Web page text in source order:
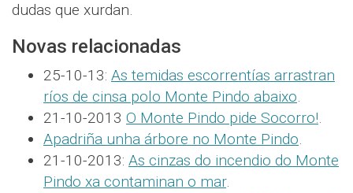
dudas que xurdan.
Novas relacionadas
25-10-13: As temidas escorrentías arrastran
ríos de cinsa polo Monte Pindo abaixo.
21-10-2013 O Monte Pindo pide Socorro!.
Apadriña unha árbore no Monte Pindo.
21-10-2013: As cinzas do incendio do Monte
Pindo xa contaminan o mar.